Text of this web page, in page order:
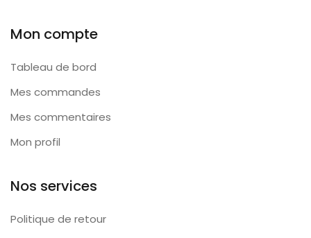
Mon compte
Tableau de bord
Mes commandes
Mes commentaires
Mon profil
Nos services
Politique de retour